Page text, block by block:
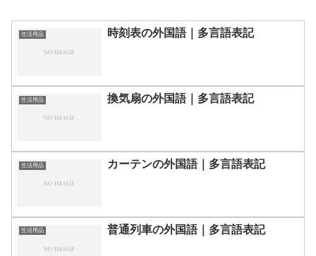
生活用品 時刻表の外国語｜多言語表記
生活用品 換気扇の外国語｜多言語表記
生活用品 カーテンの外国語｜多言語表記
生活用品 普通列車の外国語｜多言語表記